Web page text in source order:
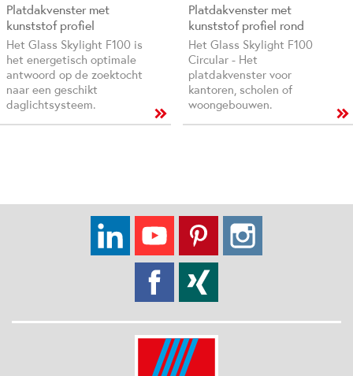
Platdakvenster met
kunststof profiel
Het Glass Skylight F100 is
het energetisch optimale
antwoord op de zoektocht
naar een geschikt
daglichtsysteem.
Platdakvenster met
kunststof profiel rond
Het Glass Skylight F100
Circular - Het
platdakvenster voor
kantoren, scholen of
woongebouwen.